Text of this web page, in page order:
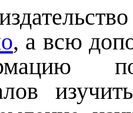
, а всю